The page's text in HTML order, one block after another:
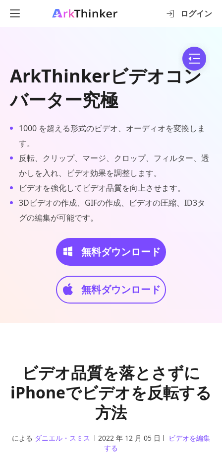
ログイン
ArkThinkerビデオコン
バーター究極
1000 を超える形式のビデオ、オーディオを変換しま
す。
反転、クリップ、マージ、クロップ、フィルター、透
かしを入れ、ビデオ効果を調整します。
ビデオを強化してビデオ品質を向上させます。
3Dビデオの作成、GIFの作成、ビデオの圧縮、ID3タ
グの編集が可能です。
無料ダウンロード
無料ダウンロード
ビデオ品質を落とさずに
iPhoneでビデオを反転する
方法
による ダニエル・スミス 2022 年 12 月 05 日
ビデオを編集
する